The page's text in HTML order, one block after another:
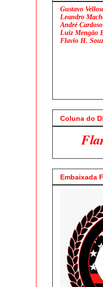
Gustavo
Leandro
André Cardoso
Luiz Mengão
Flavio H.
Coluna do
Flamengo x São
Embaixada